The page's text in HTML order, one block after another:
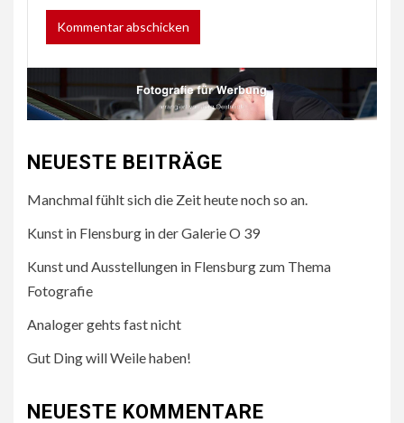
NEUESTE BEITRÄGE
Manchmal fühlt sich die Zeit heute noch so an.
Kunst in Flensburg in der Galerie O 39
Kunst und Ausstellungen in Flensburg zum Thema
Fotografie
Analoger gehts fast nicht
Gut Ding will Weile haben!
NEUESTE KOMMENTARE